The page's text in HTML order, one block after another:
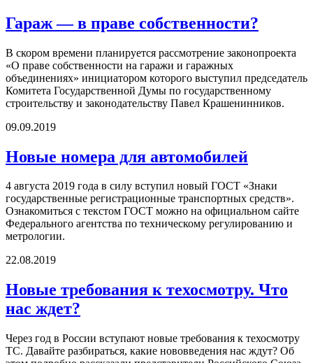
Гараж — в праве собственности?
В скором времени планируется рассмотрение законопроекта
«О праве собственности на гаражи и гаражных
объединениях» инициатором которого выступил председатель
Комитета Государственной Думы по государственному
строительству и законодательству Павел Крашенинников.
09.09.2019
Новые номера для автомобилей
4 августа 2019 года в силу вступил новый ГОСТ «Знаки
государственные регистрационные транспортных средств».
Ознакомиться с текстом ГОСТ можно на официальном сайте
Федерального агентства по техническому регулированию и
метрологии.
22.08.2019
Новые требования к техосмотру. Что
нас ждет?
Через год в России вступают новые требования к техосмотру
ТС. Давайте разбираться, какие нововведения нас ждут? Об